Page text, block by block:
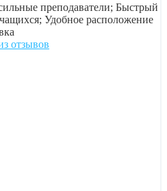
преподаватели; Быстрый
Удобное расположение
отзывов